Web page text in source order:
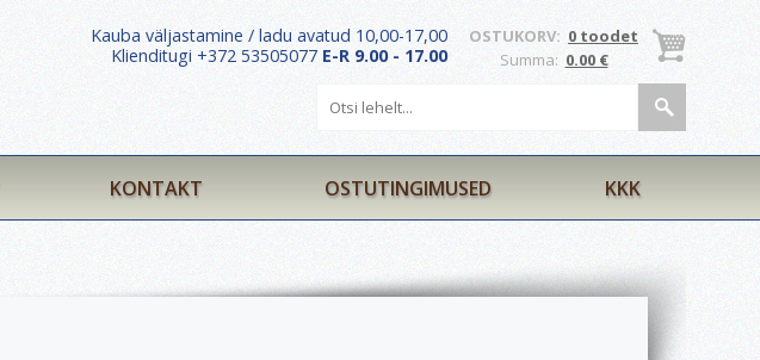
Kauba väljastamine / ladu avatud 10,00-17,00
Klienditugi +372 53505077 E-R 9.00 - 17.00
OSTUKORV: 0 toodet
Summa: 0.00 €
KONTAKT OSTUTINGIMUSED KKK